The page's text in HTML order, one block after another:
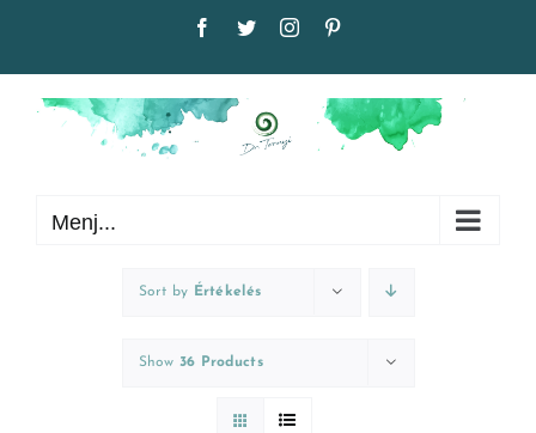
Facebook
TwitterInstagram
Menj...
Sort by Értékelés
Show 36 Products